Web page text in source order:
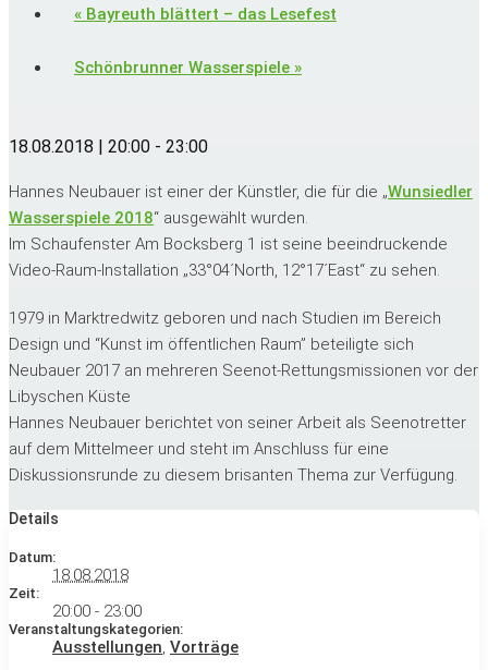
« Bayreuth blättert – das Lesefest
Schönbrunner Wasserspiele »
18.08.2018 | 20:00 - 23:00
Hannes Neubauer ist einer der Künstler, die für die „Wunsiedler
Wasserspiele 2018“ ausgewählt wurden.
Im Schaufenster Am Bocksberg 1 ist seine beeindruckende
Video-Raum-Installation „33°04´North, 12°17´East“ zu sehen.
1979 in Marktredwitz geboren und nach Studien im Bereich
Design und “Kunst im öffentlichen Raum” beteiligte sich
Neubauer 2017 an mehreren Seenot-Rettungsmissionen vor der
Libyschen Küste
Hannes Neubauer berichtet von seiner Arbeit als Seenotretter
auf dem Mittelmeer und steht im Anschluss für eine
Diskussionsrunde zu diesem brisanten Thema zur Verfügung.
Details
Datum:
18.08.2018
Zeit:
20:00 - 23:00
Veranstaltungskategorien:
Ausstellungen, Vorträge